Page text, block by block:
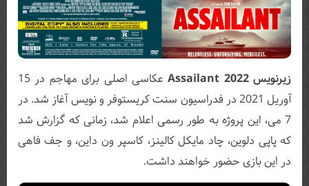
زیرنویس Assailant 2022
عکاسی اصلی برای مهاجم در 15
آوریل 2021 در فدراسیون سنت کریستوفر و نویس آغاز شد. در
7 می، این پروژه به طور رسمی اعلام شد، زمانی که گزارش شد
که پاپی دلوین، چاد مایکل کالینز، کاسپر ون داین، و جف فاهی
در این بازی حضور خواهند داشت.